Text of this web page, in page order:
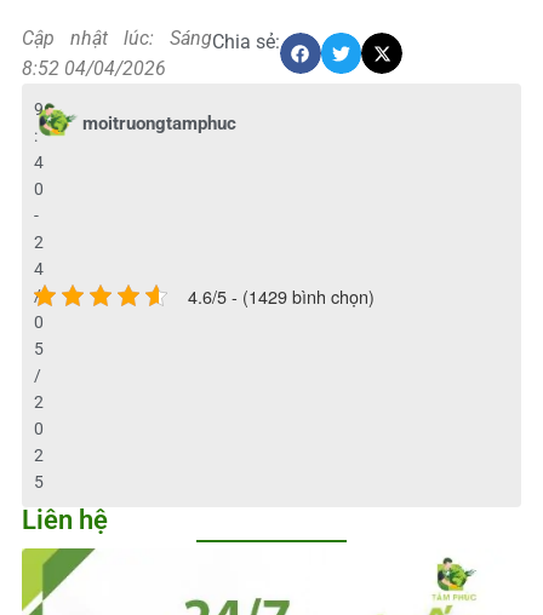
Cập nhật lúc: Sáng
8:52 04/04/2026
Chia sẻ:
moitruongtamphuc
9
:
4
0
-
2
4
/
0
5
/
2
0
2
5
4.6/5 - (1429 bình chọn)
Liên hệ